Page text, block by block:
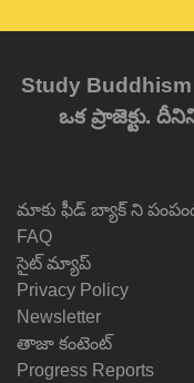
Study
ఒక ప్రాజెక్టు.
మాకు ఫీడ్ బ్యాక్ ని
FAQ
సైట్ మ్యాప్
Privacy Policy
Newsletter
తాజా కంటెంట్
Progress Reports